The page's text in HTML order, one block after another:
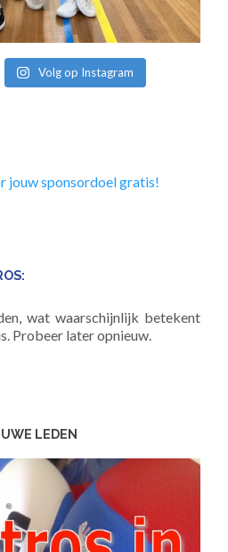
Volg op Instagram
wat waarschijnlijk betekent
Probeer later opnieuw.
LEDEN